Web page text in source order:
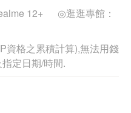
12+
◎逛逛專館：
資格之累積計算),無法用錢
定日期/時間.